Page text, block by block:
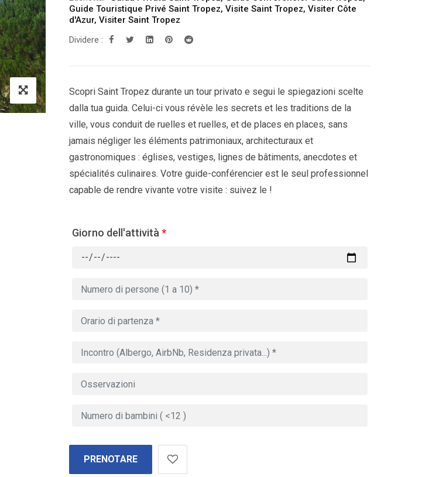
Guide Touristique Privé Saint Tropez, Visite Saint Tropez, Visiter Côte
d'Azur, Visiter Saint Tropez
Dividere :
Scopri Saint Tropez durante un tour privato e segui le spiegazioni scelte
dalla tua guida. Celui-ci vous révèle les secrets et les traditions de la
ville, vous conduit de ruelles et ruelles, et de places en places, sans
jamais négliger les éléments patrimoniaux, architecturaux et
gastronomiques : églises, vestiges, lignes de bâtiments, anecdotes et
spécialités culinaires. Votre guide-conférencier est le seul professionnel
capable de rendre vivante votre visite : suivez le !
Giorno dell'attività *
PRENOTARE